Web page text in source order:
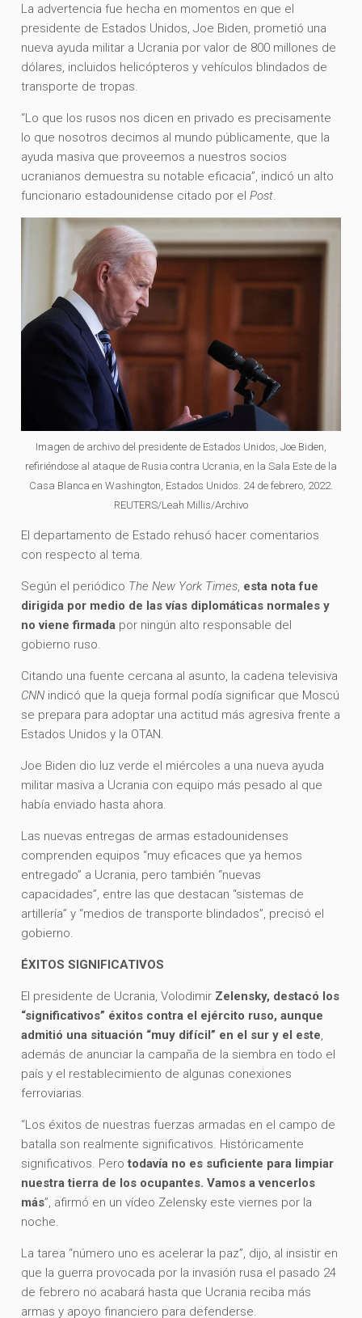
La advertencia fue hecha en momentos en que el
presidente de Estados Unidos, Joe Biden, prometió una
nueva ayuda militar a Ucrania por valor de 800 millones de
dólares, incluidos helicópteros y vehículos blindados de
transporte de tropas.
“Lo que los rusos nos dicen en privado es precisamente
lo que nosotros decimos al mundo públicamente, que la
ayuda masiva que proveemos a nuestros socios
ucranianos demuestra su notable eficacia”, indicó un alto
funcionario estadounidense citado por elPost.
Imagen de archivo del presidente de Estados Unidos, Joe Biden,
refiriéndose al ataque de Rusia contra Ucrania, en la Sala Este de la
Casa Blanca en Washington, Estados Unidos. 24 de febrero, 2022.
REUTERS/Leah Millis/Archivo
El departamento de Estado rehusó hacer comentarios
con respecto al tema.
Según el periódico The New York Times, esta nota fue
dirigida por medio de las vías diplomáticas normales y
no viene firmada por ningún alto responsable del
gobierno ruso.
Citando una fuente cercana al asunto, la cadena televisiva
CNN indicó que la queja formal podía significar que Moscú
se prepara para adoptar una actitud más agresiva frente a
Estados Unidos y la OTAN.
Joe Biden dio luz verde el miércoles a una nueva ayuda
militar masiva a Ucrania con equipo más pesado al que
había enviado hasta ahora.
Las nuevas entregas de armas estadounidenses
comprenden equipos “muy eficaces que ya hemos
entregado” a Ucrania, pero también “nuevas
capacidades”, entre las que destacan “sistemas de
artillería” y “medios de transporte blindados”, precisó el
gobierno.
ÉXITOS SIGNIFICATIVOS
El presidente de Ucrania, Volodimir Zelensky, destacó los
“significativos” éxitos contra el ejército ruso, aunque
admitió una situación “muy difícil” en el sur y el este,
además de anunciar la campaña de la siembra en todo el
país y el restablecimiento de algunas conexiones
ferroviarias.
“Los éxitos de nuestras fuerzas armadas en el campo de
batalla son realmente significativos. Históricamente
significativos. Perotodavía no es suficiente para limpiar
nuestra tierra de los ocupantes. Vamos a vencerlos
más”, afirmó en un vídeo Zelensky este viernes por la
noche.
La tarea “número uno es acelerar la paz”, dijo, al insistir en
que la guerra provocada por la invasión rusa el pasado 24
de febrero no acabará hasta que Ucrania reciba más
armas y apoyo financiero para defenderse.